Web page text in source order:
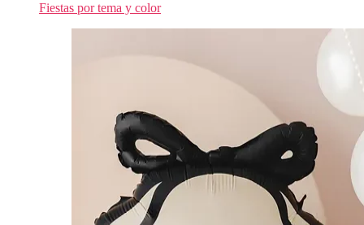
Fiestas por tema y color